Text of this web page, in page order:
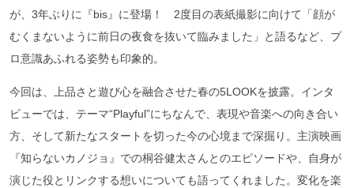
が、3年ぶりに『bis』に登場！ 2度目の表紙撮影に向けて「顔が
むくまないように前日の夜食を抜いて臨みました」と語るなど、プ
ロ意識あふれる姿勢も印象的。
今回は、上品さと遊び心を融合させた春の5LOOKを披露。インタ
ビューでは、テーマ“Playful”にちなんで、表現や音楽への向き合い
方、そして新たなスタートを切った今の心境まで深掘り。主演映画
『知らないカノジョ』での桐谷健太さんとのエピソードや、自身が
演じた役とリンクする想いについても語ってくれました。変化を楽